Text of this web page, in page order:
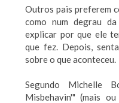
Outros pais preferem
como num degrau
explicar por que ele
que fez. Depois,
sobre o que aconteceu.
Segundo Michelle
Misbehavin'" (mais